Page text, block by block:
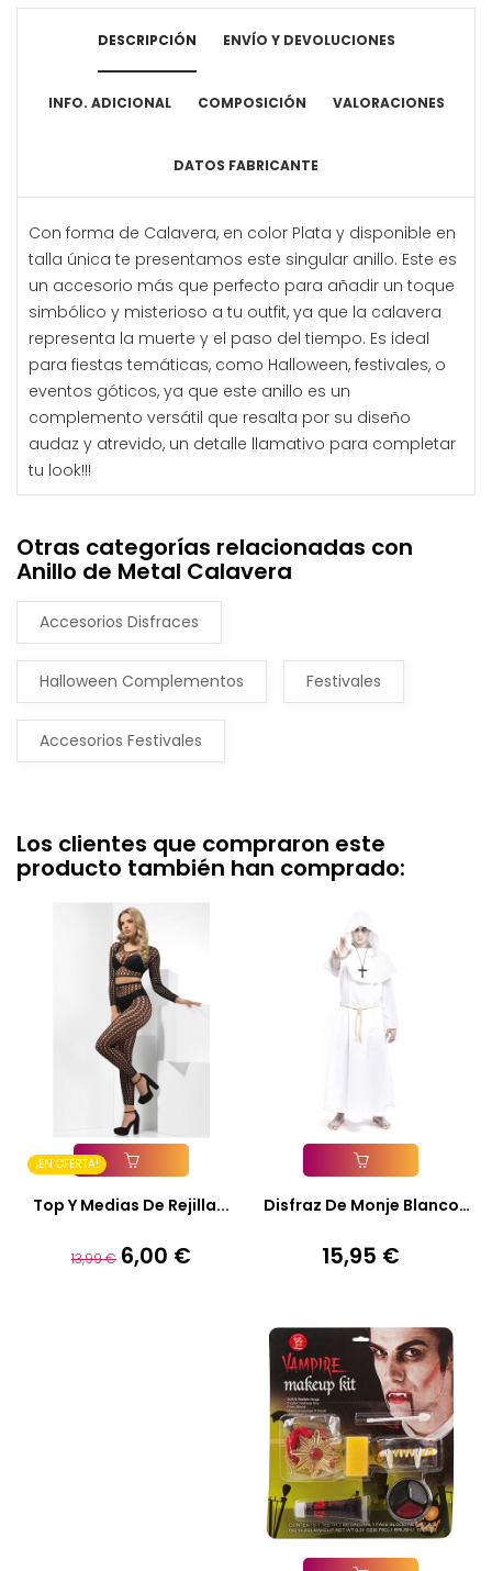
DESCRIPCIÓN ENVÍO Y DEVOLUCIONES
INFO. ADICIONAL COMPOSICIÓN VALORACIONES
DATOS FABRICANTE
Con forma de Calavera, en color Plata y disponible en
talla única te presentamos este singular anillo. Este es
un accesorio más que perfecto para añadir un toque
simbólico y misterioso a tu outfit, ya que la calavera
representa la muerte y el paso del tiempo. Es ideal
para fiestas temáticas, como Halloween, festivales, o
eventos góticos, ya que este anillo es un
complemento versátil que resalta por su diseño
audaz y atrevido, un detalle llamativo para completar
tu look!!!
Otras categorías relacionadas con
Anillo de Metal Calavera
Accesorios Disfraces
Halloween Complementos Festivales
Accesorios Festivales
Los clientes que compraron este
producto también han comprado:
¡EN OFERTA!
Añadir A La Cesta
Top Y Medias De Rejilla...
Precio
13,99 € Precio
6,00 €
Añadir A La Cesta
Disfraz De Monje Blanco
Precio
15,95 €